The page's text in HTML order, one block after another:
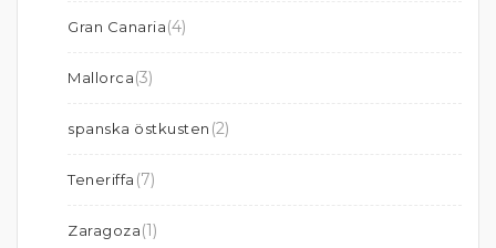
Gran Canaria(4)
Mallorca(3)
spanska östkusten (2)
Teneriffa (7)
Zaragoza(1)